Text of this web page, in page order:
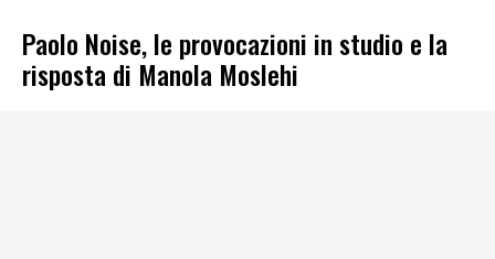
Paolo Noise, le provocazioni in studio e la
risposta di Manola Moslehi